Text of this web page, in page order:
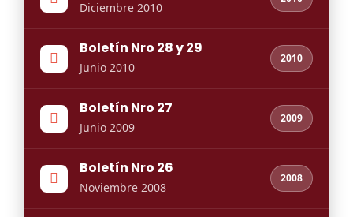
Diciembre 2010
Boletín Nro 28 y 29
Junio 2010
2010
Boletín Nro 27
Junio 2009
2009
Boletín Nro 26
Noviembre 2008
2008